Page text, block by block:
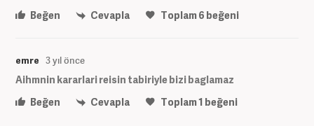
Beğen
Cevapla Toplam6 beğeni
emre 3 yıl önce
Aihmnin kararlari reisin tabiriyle bizi baglamaz
Beğen
Cevapla Toplam1 beğeni